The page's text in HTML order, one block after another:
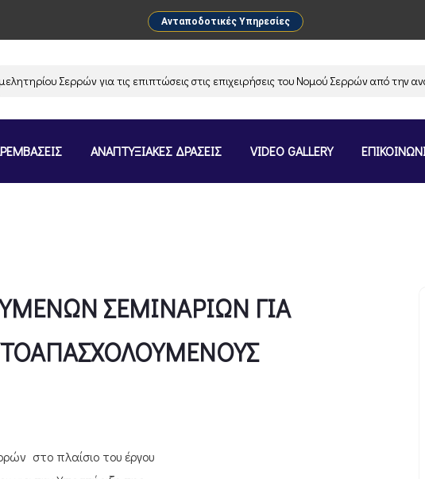
Ανταποδοτικές Υπηρεσίες
Σερρών για τις επιπτώσεις στις επιχειρήσεις του Νομού Σερρών από την
ΑΝΑΠΤΥΞΙΑΚΕΣ ΔΡΑΣΕΙΣ VIDEO GALLERY
ΣΕΜΙΝΑΡΙΩΝ ΓΙΑ
στο πλαίσιο του έργου